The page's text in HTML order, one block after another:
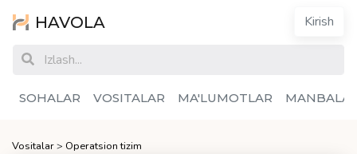
HAVOLA Kirish
SOHALAR VOSITALAR MA'LUMOTLAR
Vositalar> Operatsion tizim